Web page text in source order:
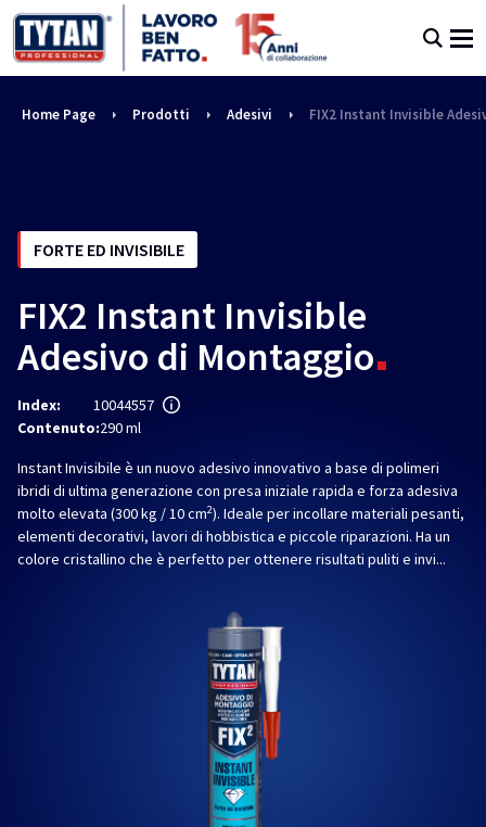
Home Page Prodotti Adesivi FIX2 Instant Invisible
FORTE ED INVISIBILE
FIX2 Instant Invisible
Adesivo di Montaggio
Index:
10044557
Contenuto:290 ml
Instant Invisibile è un nuovo adesivo innovativo a base di polimeri
ibridi di ultima generazione con presa iniziale rapida e forza adesiva
molto elevata (300 kg / 10 cm2). Ideale per incollare materiali pesanti,
elementi decorativi, lavori di hobbistica e piccole riparazioni. Ha un
colore cristallino che è perfetto per ottenere risultati puliti e invi...